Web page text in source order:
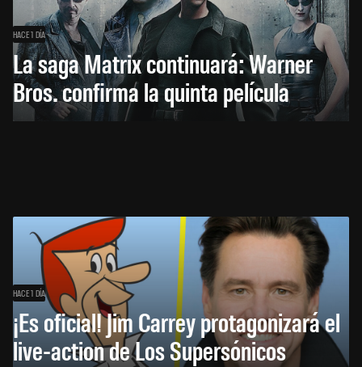
HACE 1 DÍA
La saga Matrix continuará: Warner
Bros. confirma la quinta película
HACE 1 DÍA
¡Es oficial! Jim Carrey protagonizará el
live-action de Los Supersónicos